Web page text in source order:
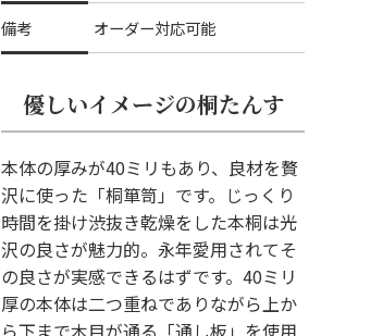
備考 オーダー対応可能
優しいイメージの桐たんす
本体の厚みが40ミリもあり、良材を贅
沢に使った「桐箪笥」です。じっくり
時間を掛け渋抜き乾燥をした本桐は光
沢の良さが魅力的。永年愛用されてそ
の良さが実感できるはずです。40ミリ
厚の本体は二つ重ねでありながら上か
ら下まで木目が通る「通し板」を使用